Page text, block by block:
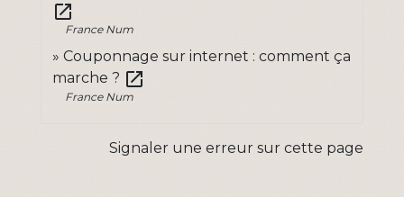
open_in_new
France Num
Couponnage sur internet : comment ça
marche ? open_in_new
France Num
Signaler une erreur sur cette page